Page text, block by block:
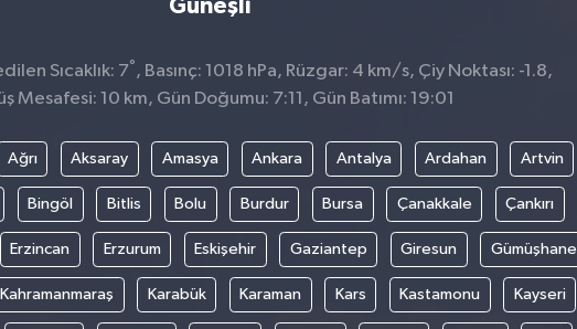
Güneşli
Sıcaklık: 7° , Basınç: 1018 hPa, Rüzgar: 4 km/s, Çiy Noktası: -1.8,
Mesafesi: 10 km, Gün Doğumu: 7:11, Gün Batımı: 19:01
Ağrı Aksaray Amasya Ankara Antalya Ardahan Artvin
Bingöl Bitlis Bolu Burdur Bursa Çanakkale Çankırı
Erzincan Erzurum Eskişehir Gaziantep Giresun Gümüşhane
Kahramanmaraş Karabük Karaman Kars Kastamonu Kayseri